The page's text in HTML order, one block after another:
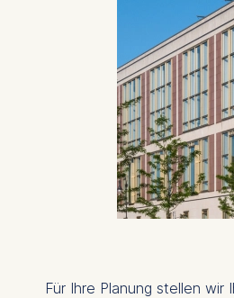
Für Ihre Planung stellen wir